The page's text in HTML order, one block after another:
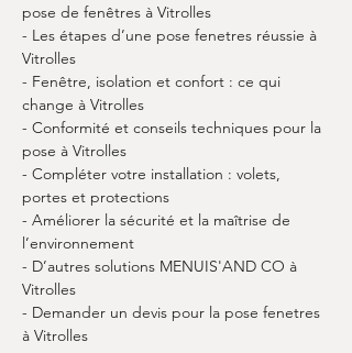
pose de fenêtres à Vitrolles
- Les étapes d’une pose fenetres réussie à
Vitrolles
- Fenêtre, isolation et confort : ce qui
change à Vitrolles
- Conformité et conseils techniques pour la
pose à Vitrolles
- Compléter votre installation : volets,
portes et protections
- Améliorer la sécurité et la maîtrise de
l’environnement
- D’autres solutions MENUIS'AND CO à
Vitrolles
- Demander un devis pour la pose fenetres
à Vitrolles